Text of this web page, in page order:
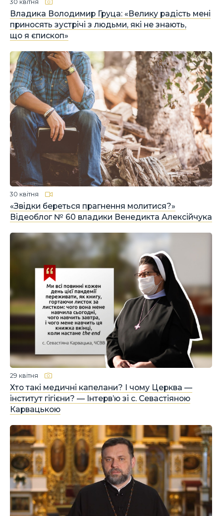
Владика Володимир Груца: «Велику радість мені
приносять зустрічі з людьми, які не знають,
що я єпископ»
30 квітня
«Звідки береться прагнення молитися?»
Відеоблог № 60 владики Венедикта Алексійчука
30 квітня
Хто такі медичні капелани? І чому Церква —
інститут гігієни? — Інтерв’ю зі с. Севастіяною
Карвацькою
29 квітня